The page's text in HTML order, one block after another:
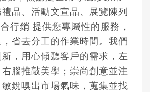
品、活動文宣品、展覽陳列
行銷 提供您專屬性的服務，
省去分工的作業時間。 我們
，用心傾聽客戶的需求， 左
腦推敲美學； 崇尚創意並注
銳嗅出市場氣味，蒐集並找